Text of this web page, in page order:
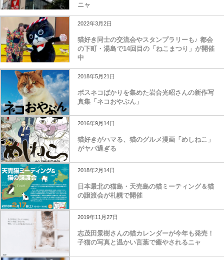
ニャ
2022年3月2日
猫好き同士の交流会やスタンプラリーも♪ 都会
の下町・湯島で14回目の「ねこまつり」が開催
中
2018年5月21日
ボスネコばかりを集めた岩合光昭さんの新作写
真集「ネコおやぶん」
2016年9月14日
猫好きがハマる、猫のグルメ漫画「めしねこ」
がヤバ過ぎる
2018年2月14日
日本最北の猫島・天売島の猫ミーティング＆猫
の譲渡会が札幌で開催
2019年11月27日
志茂田景樹さんの猫カレンダーが今年も発売！
子猫の写真と温かい言葉で癒やされるニャ